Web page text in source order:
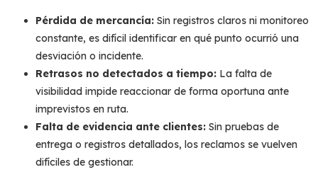
Pérdida de mercancía: Sin registros claros ni monitoreo
constante, es difícil identificar en qué punto ocurrió una
desviación o incidente.
Retrasos no detectados a tiempo: La falta de
visibilidad impide reaccionar de forma oportuna ante
imprevistos en ruta.
Falta de evidencia ante clientes: Sin pruebas de
entrega o registros detallados, los reclamos se vuelven
difíciles de gestionar.